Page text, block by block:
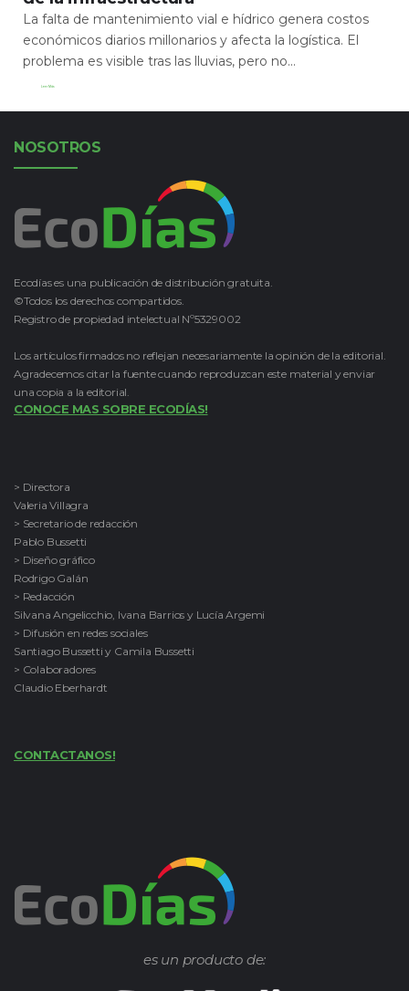
La falta de mantenimiento vial e hídrico genera costos
económicos diarios millonarios y afecta la logística. El
problema es visible tras las lluvias, pero no...
Leer Más
NOSOTROS
Ecodías es una publicación de distribución gratuita.
©Todos los derechos compartidos.
Registro de propiedad intelectual Nº5329002
Los artículos firmados no reflejan necesariamente la opinión de la editorial.
Agradecemos citar la fuente cuando reproduzcan este material y enviar
una copia a la editorial.
CONOCE MAS SOBRE ECODÍAS!
> Directora
Valeria Villagra
> Secretario de redacción
Pablo Bussetti
> Diseño gráfico
Rodrigo Galán
> Redacción
Silvana Angelicchio, Ivana Barrios y Lucía Argemi
> Difusión en redes sociales
Santiago Bussetti y Camila Bussetti
> Colaboradores
Claudio Eberhardt
CONTACTANOS!
es un producto de: